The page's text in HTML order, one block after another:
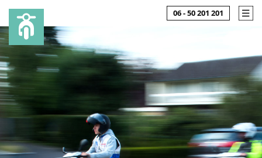
06 - 50 201 201